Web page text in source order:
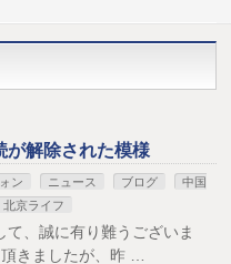
が解除された模様
ン ニュース ブログ
中国
北京ライフ
、誠に有り難うございま
きましたが、昨 …